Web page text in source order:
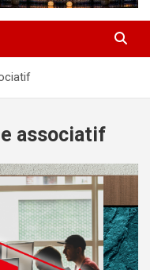
associatif